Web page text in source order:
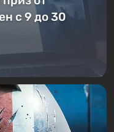
с 9 до 30